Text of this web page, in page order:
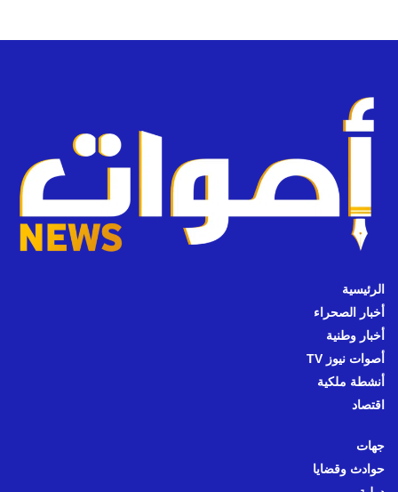
الرئيسية
أخبار الصحراء
أخبار وطنية
أصوات نيوز TV
أنشطة ملكية
اقتصاد
جهات
حوادث وقضايا